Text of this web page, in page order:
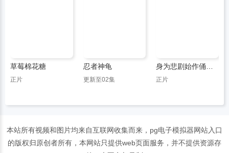
草莓棉花糖
正片
忍者神龟
更新至02集 正片
本站所有视频和图片均来自互联网收集而来，pg电子模拟器网站入口
的版权归原创者所有，本网站只提供web页面服务，并不提供资源存